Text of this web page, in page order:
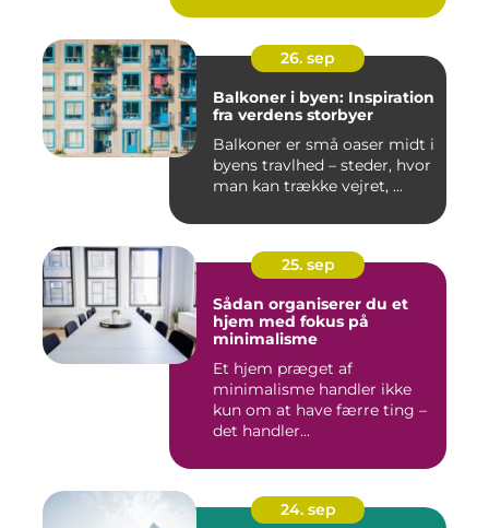
26. sep
Balkoner i byen: Inspiration
fra verdens storbyer
Balkoner er små oaser midt i
byens travlhed – steder, hvor
man kan trække vejret, ...
25. sep
Sådan organiserer du et
hjem med fokus på
minimalisme
Et hjem præget af
minimalisme handler ikke
kun om at have færre ting –
det handler...
24. sep